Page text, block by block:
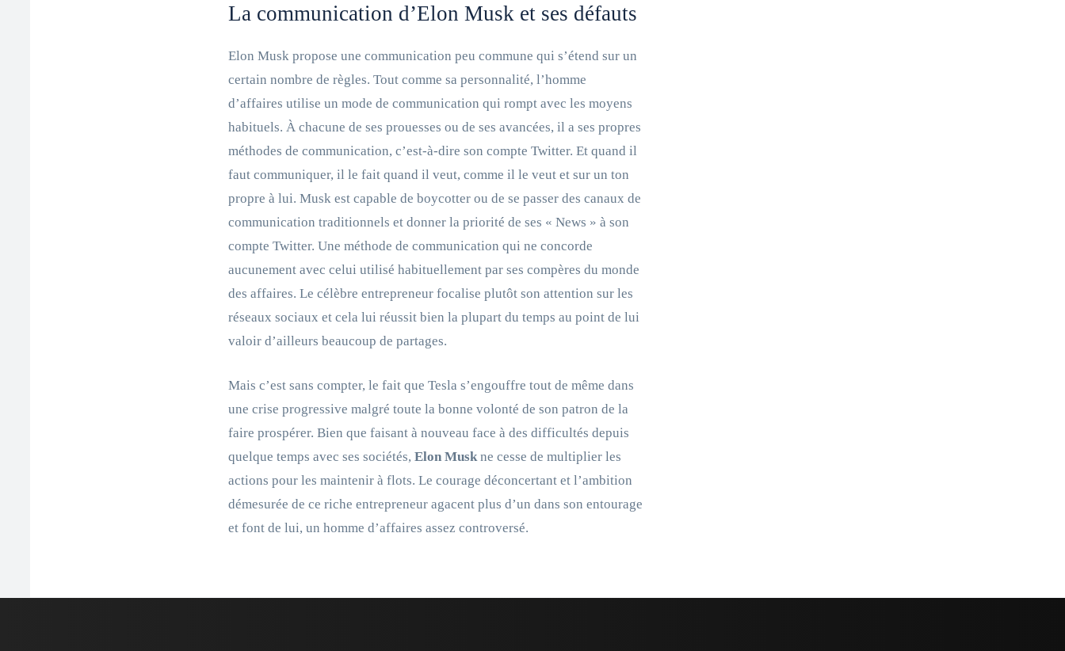
La communication d’Elon Musk et ses défauts
Elon Musk propose une communication peu commune qui s’étend sur un
certain nombre de règles. Tout comme sa personnalité, l’homme
d’affaires utilise un mode de communication qui rompt avec les moyens
habituels. À chacune de ses prouesses ou de ses avancées, il a ses propres
méthodes de communication, c’est-à-dire son compte Twitter. Et quand il
faut communiquer, il le fait quand il veut, comme il le veut et sur un ton
propre à lui. Musk est capable de boycotter ou de se passer des canaux de
communication traditionnels et donner la priorité de ses « News » à son
compte Twitter. Une méthode de communication qui ne concorde
aucunement avec celui utilisé habituellement par ses compères du monde
des affaires. Le célèbre entrepreneur focalise plutôt son attention sur les
réseaux sociaux et cela lui réussit bien la plupart du temps au point de lui
valoir d’ailleurs beaucoup de partages.
Mais c’est sans compter, le fait que Tesla s’engouffre tout de même dans
une crise progressive malgré toute la bonne volonté de son patron de la
faire prospérer. Bien que faisant à nouveau face à des difficultés depuis
quelque temps avec ses sociétés, Elon Musk ne cesse de multiplier les
actions pour les maintenir à flots. Le courage déconcertant et l’ambition
démesurée de ce riche entrepreneur agacent plus d’un dans son entourage
et font de lui, un homme d’affaires assez controversé.